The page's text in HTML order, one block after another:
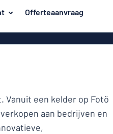
Offerteaanvraag
borden
Stickers
Vanuit een kelder op Fotö
aan bedrijven en